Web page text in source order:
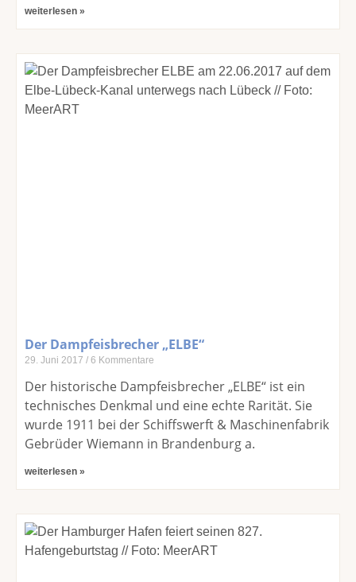
weiterlesen »
Der Dampfeisbrecher „ELBE“
29. Juni 2017 6 Kommentare
Der historische Dampfeisbrecher „ELBE“ ist ein
technisches Denkmal und eine echte Rarität. Sie
wurde 1911 bei der Schiffswerft & Maschinenfabrik
Gebrüder Wiemann in Brandenburg a.
weiterlesen »